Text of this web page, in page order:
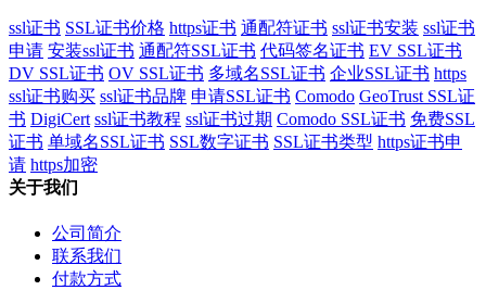
ssl证书 SSL证书价格 https证书 通配符证书 ssl证书安装 ssl证书
申请 安装ssl证书 通配符SSL证书 代码签名证书 EV SSL证书
DV SSL证书 OV SSL证书 多域名SSL证书 企业SSL证书 https
ssl证书购买 ssl证书品牌 申请SSL证书 Comodo GeoTrust SSL证
书 DigiCert ssl证书教程 ssl证书过期 Comodo SSL证书 免费SSL
证书 单域名SSL证书 SSL数字证书 SSL证书类型 https证书申
请 https加密
关于我们
公司简介
联系我们
付款方式